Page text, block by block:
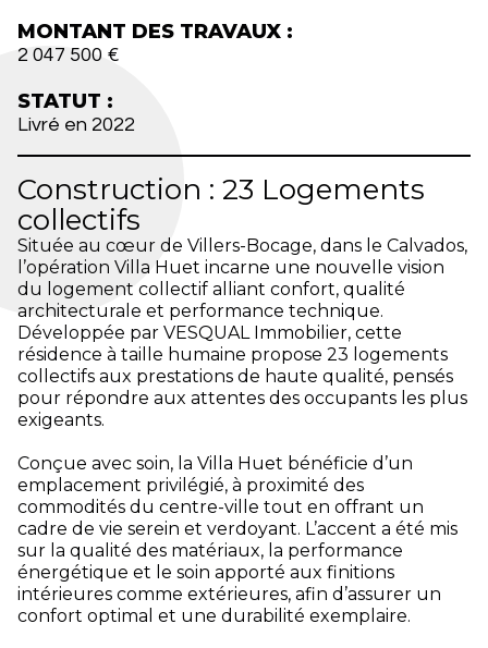
MONTANT DES TRAVAUX :
2 047 500 €
STATUT :
Livré en 2022
Construction : 23 Logements
collectifs
Située au cœur de Villers-Bocage, dans le Calvados,
l’opération Villa Huet incarne une nouvelle vision
du logement collectif alliant confort, qualité
architecturale et performance technique.
Développée par VESQUAL Immobilier, cette
résidence à taille humaine propose 23 logements
collectifs aux prestations de haute qualité, pensés
pour répondre aux attentes des occupants les plus
exigeants.
Conçue avec soin, la Villa Huet bénéficie d’un
emplacement privilégié, à proximité des
commodités du centre-ville tout en offrant un
cadre de vie serein et verdoyant. L’accent a été mis
sur la qualité des matériaux, la performance
énergétique et le soin apporté aux finitions
intérieures comme extérieures, afin d’assurer un
confort optimal et une durabilité exemplaire.